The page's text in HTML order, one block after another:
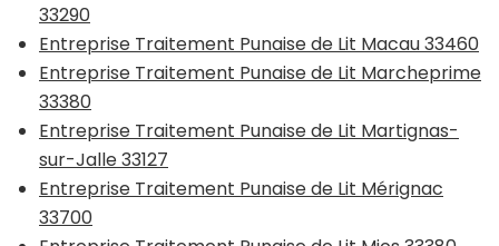
33290
Entreprise Traitement Punaise de Lit Macau 33460
Entreprise Traitement Punaise de Lit Marcheprime
33380
Entreprise Traitement Punaise de Lit Martignas-
sur-Jalle 33127
Entreprise Traitement Punaise de Lit Mérignac
33700